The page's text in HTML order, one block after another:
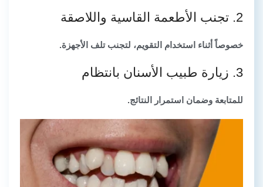
2. تجنب الأطعمة القاسية واللاصقة
خصوصاً أثناء استخدام التقويم، لتجنب تلف الأجهزة.
3. زيارة طبيب الأسنان بانتظام
للمتابعة وضمان استمرار النتائج.